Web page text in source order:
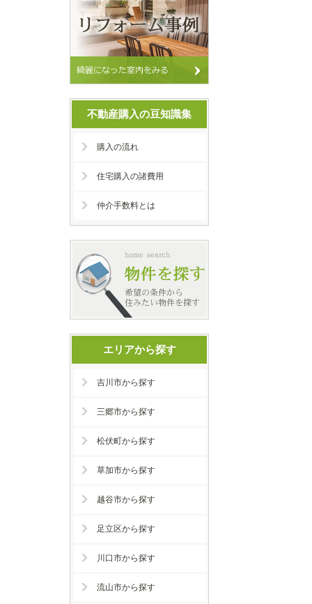
不動産購入の豆知識集
購入の流れ
住宅購入の諸費用
仲介手数料とは
エリアから探す
吉川市から探す
三郷市から探す
松伏町から探す
草加市から探す
越谷市から探す
足立区から探す
川口市から探す
流山市から探す